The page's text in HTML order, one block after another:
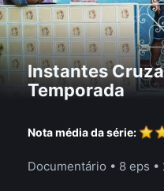
Instantes
Temporada
Nota média da série:
Documentário • 8 eps •